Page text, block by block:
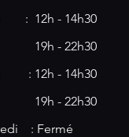
: 12h - 14h30
19h - 22h30
: 12h - 14h30
19h - 22h30
: Fermé